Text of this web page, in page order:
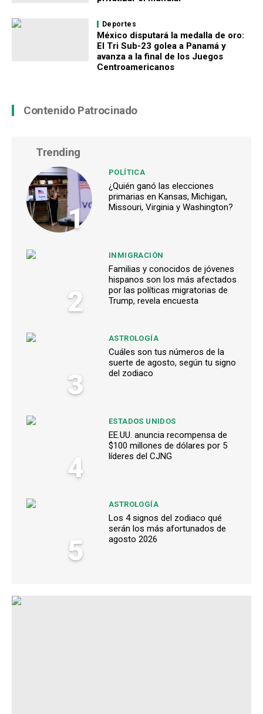
Deportes
México disputará la medalla de oro:
El Tri Sub-23 golea a Panamá y
avanza a la final de los Juegos
Centroamericanos
Contenido Patrocinado
Trending
1
POLÍTICA
¿Quién ganó las elecciones
primarias en Kansas, Michigan,
Missouri, Virginia y Washington?
2
INMIGRACIÓN
Familias y conocidos de jóvenes
hispanos son los más afectados
por las políticas migratorias de
Trump, revela encuesta
3
ASTROLOGÍA
Cuáles son tus números de la
suerte de agosto, según tu signo
del zodiaco
4
ESTADOS UNIDOS
EE.UU. anuncia recompensa de
$100 millones de dólares por 5
líderes del CJNG
5
ASTROLOGÍA
Los 4 signos del zodiaco qué
serán los más afortunados de
agosto 2026